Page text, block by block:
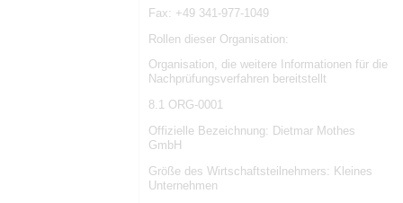
Fax: +49 341-977-1049
Rollen dieser Organisation:
Organisation, die weitere Informationen für die
Nachprüfungsverfahren bereitstellt
8.1 ORG-0001
Offizielle Bezeichnung: Dietmar Mothes
GmbH
Größe des Wirtschaftsteilnehmers: Kleines
Unternehmen